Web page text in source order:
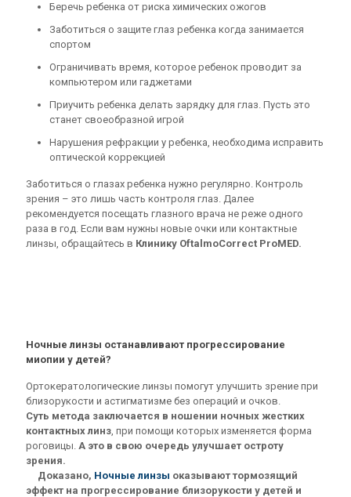
Беречь ребенка от риска химических ожогов
Заботиться о защите глаз ребенка когда занимается
спортом
Ограничивать время, которое ребенок проводит за
компьютером или гаджетами
Приучить ребенка делать зарядку для глаз. Пусть это
станет своеобразной игрой
Нарушения рефракции у ребенка, необходима исправить
оптической коррекцией
Заботиться о глазах ребенка нужно регулярно. Контроль
зрения – это лишь часть контроля глаз. Далее
рекомендуется посещать глазного врача не реже одного
раза в год. Если вам нужны новые очки или контактные
линзы, обращайтесь в Клинику OftalmoCorrect ProMED.
Ночные линзы останавливают прогрессирование
миопии у детей?
Oртокератологические линзы помогут улучшить зрение при
близорукости и астигматизме без операций и очков.
Суть метода заключается в ношении ночных жестких
контактных линз, при помощи которых изменяется форма
роговицы. А это в свою очередь улучшает остроту
зрения.
Доказано, Ночные линзы оказывают тормозящий
эффект на прогрессирование близорукости у детей и